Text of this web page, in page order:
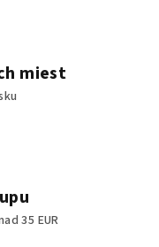
miest
35 EUR